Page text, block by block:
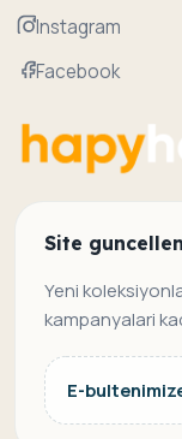
Instagram
Facebook
Site
Yeni
kampanyalari
E-